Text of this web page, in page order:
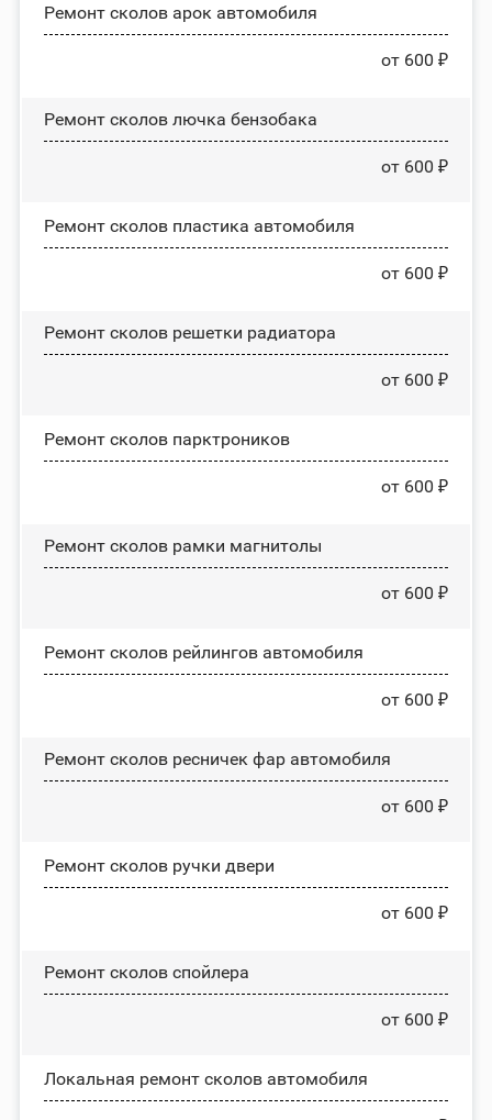
Ремонт сколов арок автомобиля
от 600 ₽
Ремонт сколов лючка бензобака
от 600 ₽
Ремонт сколов пластика автомобиля
от 600 ₽
Ремонт сколов решетки радиатора
от 600 ₽
Ремонт сколов парктроников
от 600 ₽
Ремонт сколов рамки магнитолы
от 600 ₽
Ремонт сколов рейлингов автомобиля
от 600 ₽
Ремонт сколов ресничек фар автомобиля
от 600 ₽
Ремонт сколов ручки двери
от 600 ₽
Ремонт сколов спойлера
от 600 ₽
Локальная ремонт сколов автомобиля